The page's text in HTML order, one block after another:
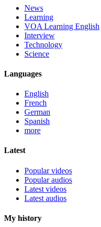
News
Learning
VOA Learning English
Interview
Technology
Science
Languages
English
French
German
Spanish
more
Latest
Popular videos
Popular audios
Latest videos
Latest audios
My history